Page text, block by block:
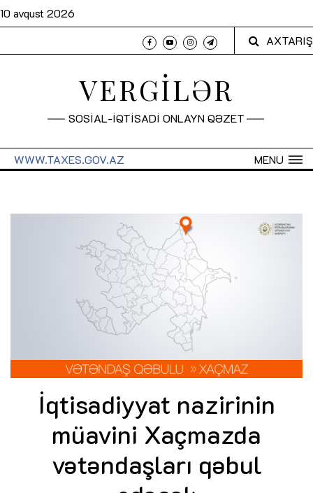
10 avqust 2026
AXTARIŞ
VERGİLƏR
SOSİAL-İQTİSADİ ONLAYN QƏZET
MENU
WWW.TAXES.GOV.AZ
İqtisadiyyat nazirinin
müavini Xaçmazda
vətəndaşları qəbul